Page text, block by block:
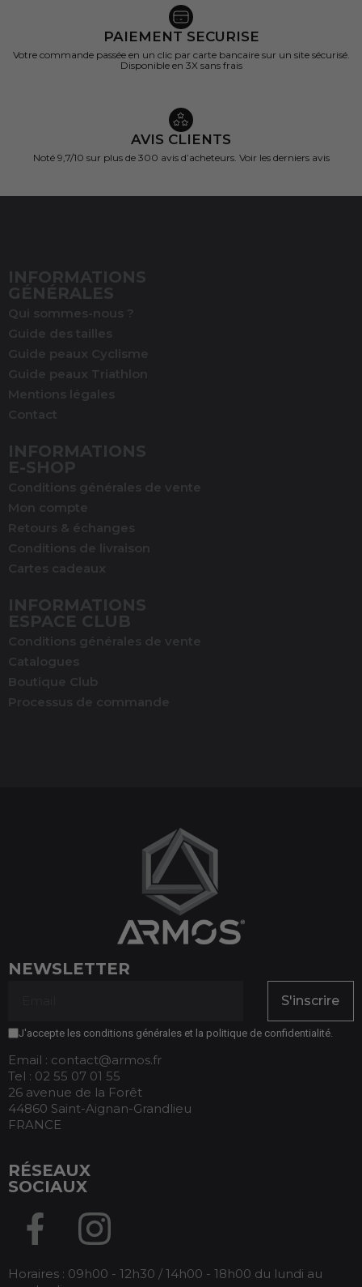
PAIEMENT SECURISE
Votre commande passée en un clic par carte bancaire sur un site sécurisé.
Disponible en 3X sans frais
AVIS CLIENTS
Noté 9,7/10 sur plus de 300 avis d’acheteurs. Voir les derniers avis
INFORMATIONS
GÉNÉRALES
Qui sommes-nous ?
Guide des tailles
Guide peaux Cyclisme
Guide peaux Triathlon
Mentions légales
Contact
INFORMATIONS
E-SHOP
Conditions générales de vente
Mon compte
Retours & échanges
Conditions de livraison
Cartes cadeaux
INFORMATIONS
ESPACE CLUB
Conditions générales de vente
Catalogues
Boutique Club
Processus de commande
NEWSLETTER
S'inscrire
J'accepte les conditions générales et la politique de confidentialité.
Email : contact@armos.fr
Tel : 02 55 07 01 55
26 avenue de la Forêt
44860 Saint-Aignan-Grandlieu
FRANCE
RÉSEAUX
SOCIAUX
Horaires : 09h00 - 12h30 / 14h00 - 18h00 du lundi au